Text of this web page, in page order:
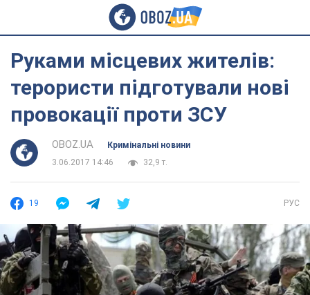
Руками місцевих жителів:
терористи підготували нові
провокації проти ЗСУ
OBOZ.UA
Кримінальні новини
3.06.2017 14:46
32,9 т.
19 РУС